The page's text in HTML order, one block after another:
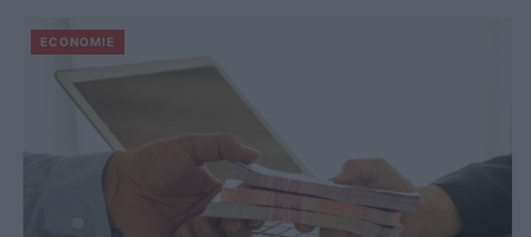
ECONOMIE